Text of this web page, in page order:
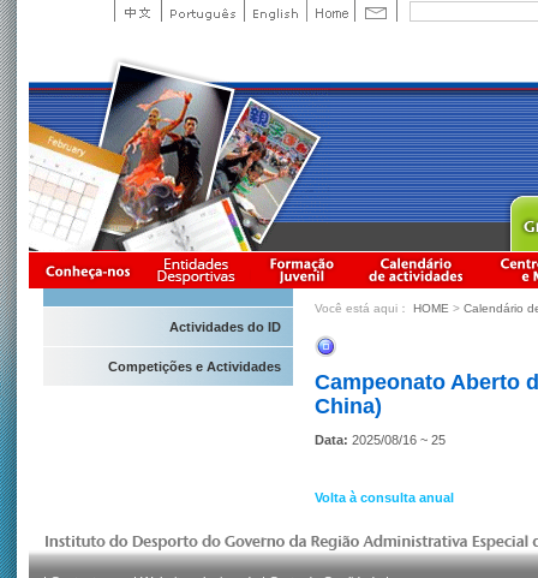
Actividades do ID
Competições e Actividades
Você está aqui： HOME > Calendário
Campeonato Aberto
China)
Data: 2025/08/16 ~ 25
Volta à consulta anual